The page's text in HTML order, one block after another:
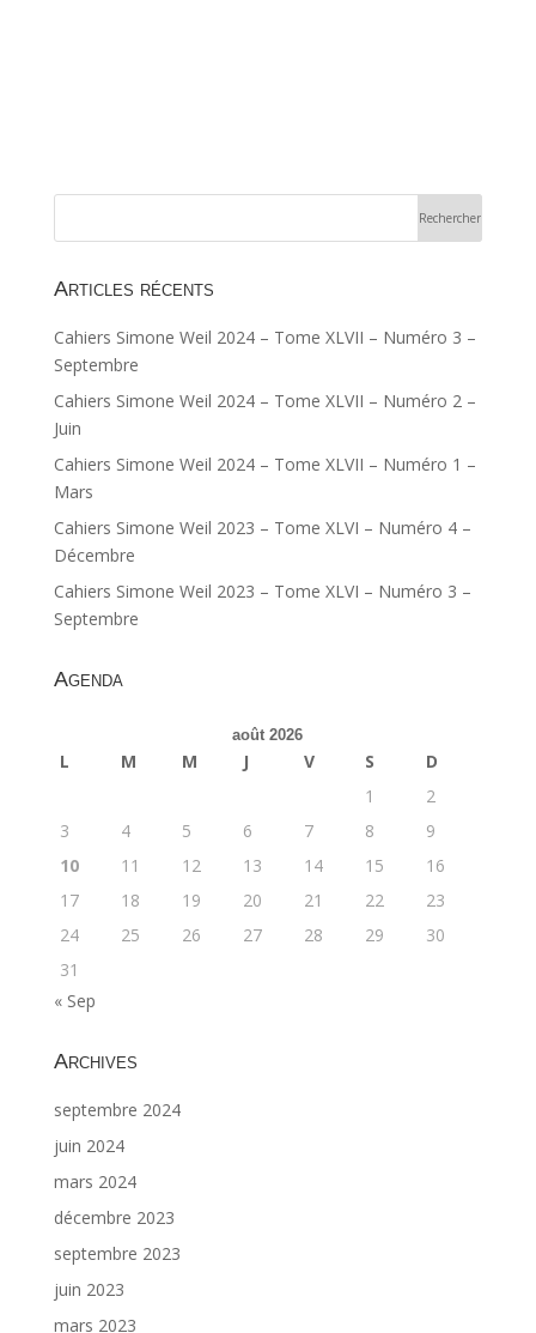
Articles récents
Cahiers Simone Weil 2024 – Tome XLVII – Numéro 3 –
Septembre
Cahiers Simone Weil 2024 – Tome XLVII – Numéro 2 –
Juin
Cahiers Simone Weil 2024 – Tome XLVII – Numéro 1 –
Mars
Cahiers Simone Weil 2023 – Tome XLVI – Numéro 4 –
Décembre
Cahiers Simone Weil 2023 – Tome XLVI – Numéro 3 –
Septembre
Agenda
août 2026
L M M J V S
D
1
2
3
4 5 6 7 8
9
10
11 12 13 14 15
16
17
18 19 20 21 22
23
24
25 26 27 28 29
30
31
« Sep
Archives
septembre 2024
juin 2024
mars 2024
décembre 2023
septembre 2023
juin 2023
mars 2023